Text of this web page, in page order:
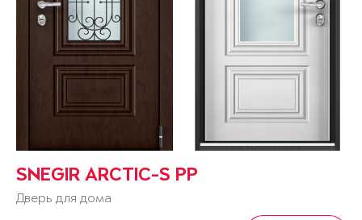
SNEGIR ARCTIC-S PP
Дверь для дома